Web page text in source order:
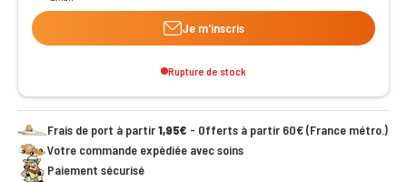
Je m'inscris
Rupture de stock
Frais de port à partir1,95€ - Offerts à partir 60€ (France métro.)
Votre commande expédiée avec soins
Paiement sécurisé